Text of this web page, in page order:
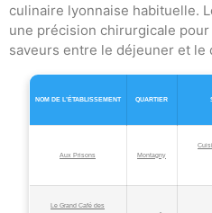
culinaire lyonnaise habituelle.
une précision chirurgicale
saveurs entre le déjeuner et le
NOM DE L’ÉTABLISSEMENT QUARTIER
Aux Prisons Montagny
Le Grand Café des